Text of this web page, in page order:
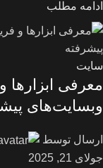
ادامه مطلب
سایت
معرفی
وبسایت‌های
ارسال توسط
جولای 21, 2025